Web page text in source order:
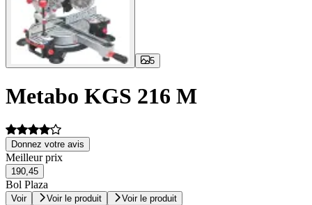
5
Metabo KGS 216 M
Donnez votre avis
Meilleur prix
190,45
Bol Plaza
Voir Voir le produit Voir le produit